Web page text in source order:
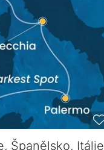
Španělsko, Itálie